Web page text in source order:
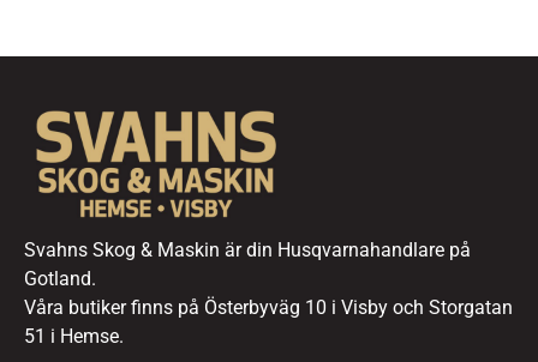
Svahns Skog & Maskin är din Husqvarnahandlare på
Gotland.
Våra butiker finns på Österbyväg 10 i Visby och Storgatan
51 i Hemse.